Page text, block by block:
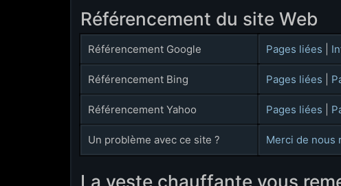
Référencement du site Web
Référencement Google Pages liées
Référencement Bing Pages liées
Référencement Yahoo Pages liées
Un problème avec ce site ? Merci de nous
La veste chauffante vous